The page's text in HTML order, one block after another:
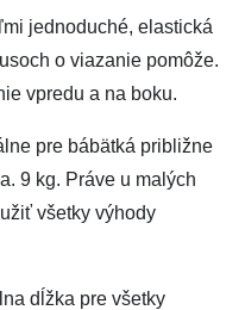
jednoduché, elastická
o viazanie pomôže.
vpredu a na boku.
pre bábätká približne
9 kg. Práve u malých
všetky výhody
dĺžka pre všetky